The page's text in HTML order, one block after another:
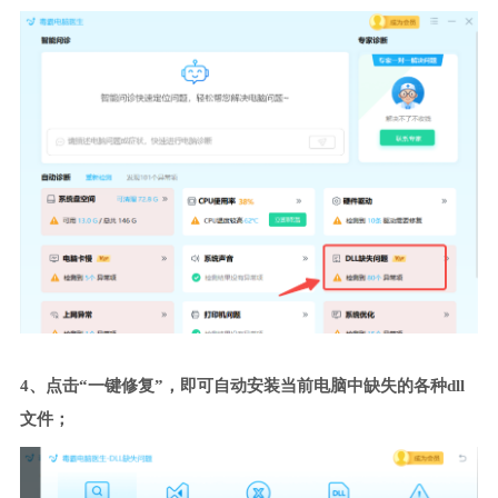
4、点击“一键修复”，即可自动安装当前电脑中缺失的各种dll
文件；